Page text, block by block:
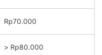
Rp70.000
> Rp80.000